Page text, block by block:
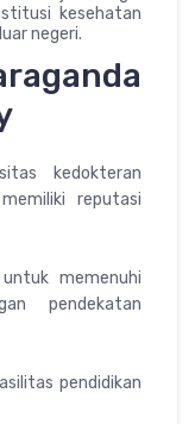
kesehatan
negeri.
kedokteran
reputasi
memenuhi
pendekatan
pendidikan